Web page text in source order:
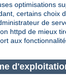
optimisations
certains
de
httpd de mieux
aux